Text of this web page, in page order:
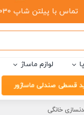
تماس با پیلتن شاپ 02193111030, 09304448548, 09212353058
لوازم ماساژ
قسطی صندلی ماساژور
خانگی